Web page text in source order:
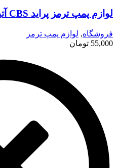
لوازم پمپ ترمز پراید CBS آتیه سان
فروشگاه, لوازم پمپ ترمز
55,000 تومان